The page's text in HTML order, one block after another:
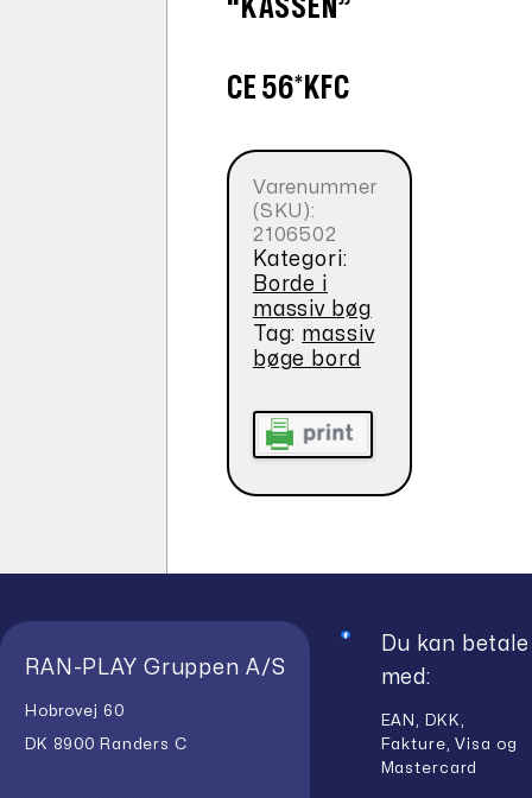
“KASSEN”
CE 56*KFC
Varenummer
(SKU):
2106502
Kategori:
Borde i
massiv bøg
Tag: massiv
bøge bord
RAN-PLAY Gruppen A/S
Hobrovej 60
DK 8900 Randers C
Du kan betale
med:
EAN, DKK,
Fakture, Visa og
Mastercard